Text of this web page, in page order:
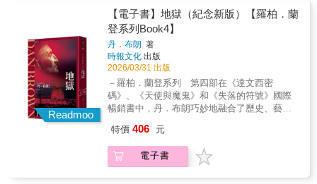
的角色，出人意表的轉折堪比半夜沒開大燈開
在九彎十八拐的山路上。無比過癮！——《無
罪的罪人》、《最後的審判》暢銷作家／史考
特．杜羅精采絕倫！大衛．艾利斯是講故事高
手，看得人欲罷不能。這是一部聰明絕頂、情
節極為精巧的驚悚小說，結構高超。火花四射
的對白、毫無喘息的節奏，深刻剖析了貪婪、
執念、復仇與正義。扣人心弦、引人入勝、娛
樂性十足！——《她的完美人生》暢銷作家／
人入勝，反轉再反轉。——《亞歷克斯．克洛
斯》系列暢銷作家／詹姆斯．派特森一部令人
眼花撩亂的聰明驚悚小說。處處出人意表，樂
Tribune）「瀰漫著牛津學院特有的書卷氣與歷
史氣息，同時深切致敬那些維護英語、守護其
奇妙古怪之處的詞典編纂者。這位著名詞源學
家兼英國媒體人丹特的處女作，以一樁失蹤案
為骨幹，展現出聰慧與瀟灑的智性魅力，不僅
滿足文字愛好者的挑戰慾，也必將讓阿嘉莎．
克莉絲蒂與桃樂絲．塞耶絲的忠實粉絲著迷不
已。」《Booklist》星號好評「對所有熱愛文字
之樂的人而言，這本書將帶來純粹的閱讀愉
悅。」《科克斯書評》（Kirkus Reviews）
絕頂的推理小說處女作——對英倫迷與黃金時
期偵探小說愛好者而言，這是一場令人難以抗
拒的謎題。」《出版者週刊》（Publishers
之謎還能夠等到真相嗎？十二篇短篇連作小說
雖以同一名連環殺手的犯行為核心，卻未將焦
點聚集在行凶、追緝、審判等常見的環節，不
讓殺人魔佔據主角光環，而是由一個個平凡人
物──闖進昔日罪案現場試膽的年輕男女、懷疑
自己男友涉案的女孩、殺手兒時舊居的鄰人、
真實案件改編戲劇的演員、頂著殺人魔姓氏拉
票的議員候選人──拼湊出連環殺人事件從恐慌
沸騰到淡出公眾視野、又重新因為真實罪案熱
潮而蔚為話題的完整過程，細膩捕捉駭人凶案
事件發生後，人們往往將注意力集中於加害
者，試圖從中尋找解釋；然而，在輿論迅速升
溫又冷卻後，持續影響社會的，卻是那些滲入
比亞語句打成的匿名信，以「旁白」之音寄抵
編輯部。如同一個潘朵拉的寶盒，開啟了一場
橫跨十年的未解之謎……「真相即將大白，謀
殺無法隱瞞太久。」當一張張明信片相繼寄
出，瑪莎以為穩固的世界再次開始崩裂。每封
信都是一場謎語，每個詞都像是陷阱。她與編
輯部同事們以文字為工具，追溯詞源，拆解典
故，從隱晦的劇詞中辨認出一個蓄謀已久的聲
姊究竟去往何處？又與寄送過來的匿名明信片
有何關聯？當語言本身開始說謊，誰能看穿文
字背後的意義？★國內外讚賞不斷！★「辭典
獎、維多利亞總督文學獎、新南威爾斯總督文
學獎得主★國際都柏林文學獎提名★麥爾斯‧富
蘭克林獎、澳洲圖書產業獎、總理文學獎、奈
德‧凱利獎（最佳犯罪小說）決選入圍★《柯克
斯書評》、《紐約客》年度好書┤故事介紹├──
住在觀光勝地附近的夫婦遇到心碎痛哭的女背
包客，讓她在家中留宿一晚。幾個月後，電視
上出現一對失蹤外國情侶的照片，其中一人長
得就像他們收留過的女孩……──讀到命案新聞
的年輕女子刻意在事發的公路邊徘徊，等著看
疑過著雙面人生的男友？──曾經偵辦轟動命案
的一組警察如今已經退休，二○二○這一年，他
們相繼看到了COVID疫情入侵澳洲的新聞，和
Readmoo
【電子書】地獄（紀念新版）【羅柏．蘭
登系列Book4】
丹．布朗 著
時報文化 出版
2026/03/31 出版
－羅柏．蘭登系列 第四部在《達文西密
碼》、《天使與魔鬼》和《失落的符號》國際
暢銷書中，丹．布朗巧妙地融合了歷史、藝
的領域，創作了《地獄》這部扣人心弦的小
說。在義大利的中心，哈佛大學符號學教授羅
伯．蘭登被捲入了一個令人毛骨悚然的世界，
特價 406 元
電子書